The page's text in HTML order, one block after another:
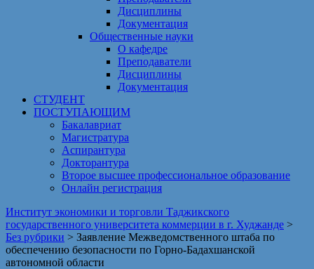
Дисциплины
Документация
Общественные науки
О кафедре
Преподаватели
Дисциплины
Документация
СТУДЕНТ
ПОСТУПАЮЩИМ
Бакалавриат
Магистратура
Аспирантура
Докторантура
Второе высшее профессиональное образование
Онлайн регистрация
Институт экономики и торговли Таджикского
государственного университета коммерции в г. Худжанде >
Без рубрики > Заявление Межведомственного штаба по
обеспечению безопасности по Горно-Бадахшанской
автономной области